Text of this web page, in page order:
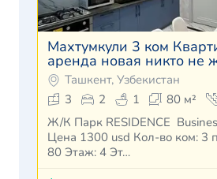
Махтумкули 3 ком
аренда новая никто не
Ташкент, Узбекистан
3
2 1 80 м²
Ж/К Парк RESIDENCE
Цена 1300 usd Кол-во ком: 3
80 Этаж: 4 Эт…